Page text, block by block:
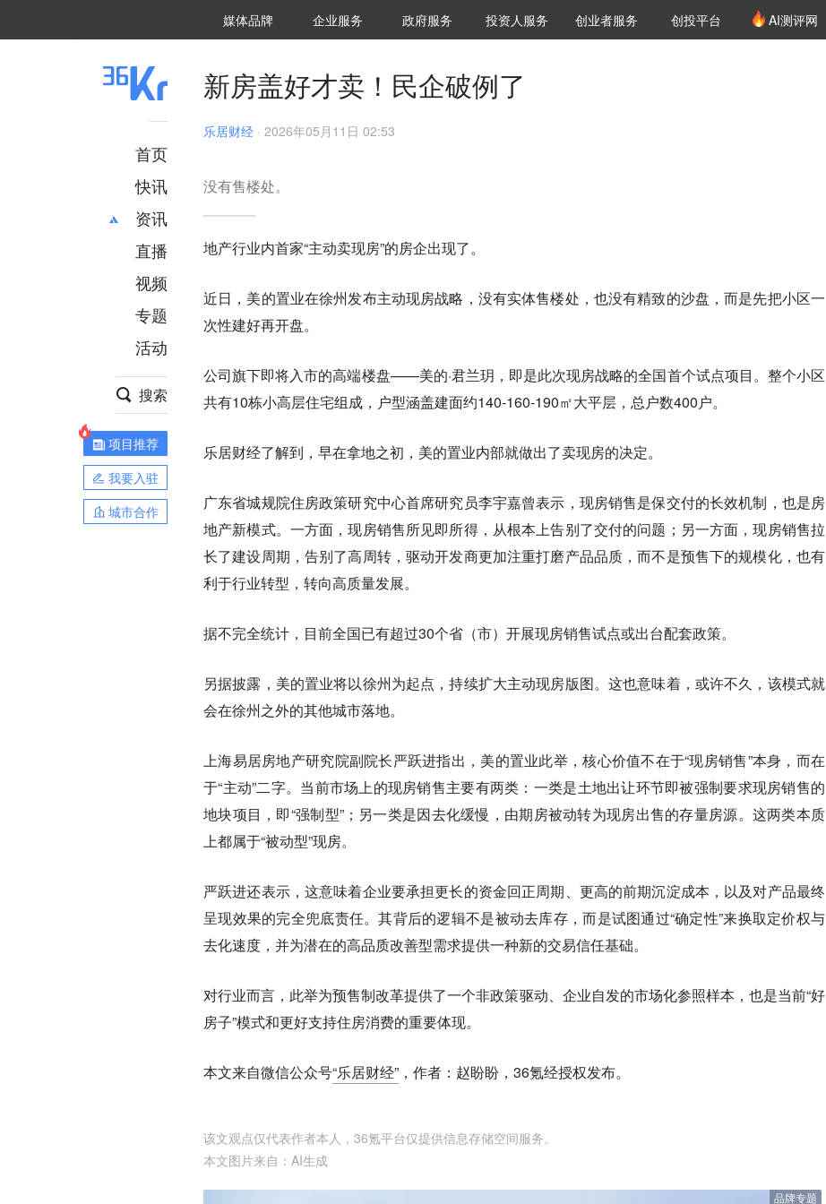
媒体品牌 36Kr研究院
企业服务 城市之窗
政府服务 VClub投资机构库
投资机构职位推介
投资人服务 创投氪堂
创业者服务 创投平台 AI测评网
首页
快讯
资讯
推荐
财经
项目推荐
安徽
直播
视频
专题
活动
搜索
项目推荐
我要入驻
城市合作
新房盖好才卖！民企破例了
乐居财经 · 2026年05月11日 02:53
没有售楼处。
地产行业内首家“主动卖现房”的房企出现了。
近日，美的置业在徐州发布主动现房战略，没有实体售楼处，也没有精致的沙盘，而是先把小区一
次性建好再开盘。
公司旗下即将入市的高端楼盘——美的·君兰玥，即是此次现房战略的全国首个试点项目。整个小区
共有10栋小高层住宅组成，户型涵盖建面约140-160-190㎡大平层，总户数400户。
乐居财经了解到，早在拿地之初，美的置业内部就做出了卖现房的决定。
广东省城规院住房政策研究中心首席研究员李宇嘉曾表示，现房销售是保交付的长效机制，也是房
地产新模式。一方面，现房销售所见即所得，从根本上告别了交付的问题；另一方面，现房销售拉
长了建设周期，告别了高周转，驱动开发商更加注重打磨产品品质，而不是预售下的规模化，也有
利于行业转型，转向高质量发展。
据不完全统计，目前全国已有超过30个省（市）开展现房销售试点或出台配套政策。
另据披露，美的置业将以徐州为起点，持续扩大主动现房版图。这也意味着，或许不久，该模式就
会在徐州之外的其他城市落地。
上海易居房地产研究院副院长严跃进指出，美的置业此举，核心价值不在于“现房销售”本身，而在
于“主动”二字。当前市场上的现房销售主要有两类：一类是土地出让环节即被强制要求现房销售的
地块项目，即“强制型”；另一类是因去化缓慢，由期房被动转为现房出售的存量房源。这两类本质
上都属于“被动型”现房。
严跃进还表示，这意味着企业要承担更长的资金回正周期、更高的前期沉淀成本，以及对产品最终
呈现效果的完全兜底责任。其背后的逻辑不是被动去库存，而是试图通过“确定性”来换取定价权与
去化速度，并为潜在的高品质改善型需求提供一种新的交易信任基础。
对行业而言，此举为预售制改革提供了一个非政策驱动、企业自发的市场化参照样本，也是当前“好
房子”模式和更好支持住房消费的重要体现。
本文来自微信公众号“乐居财经” ，作者：赵盼盼，36氪经授权发布。
该文观点仅代表作者本人，36氪平台仅提供信息存储空间服务。
本文图片来自： AI生成
品牌专题